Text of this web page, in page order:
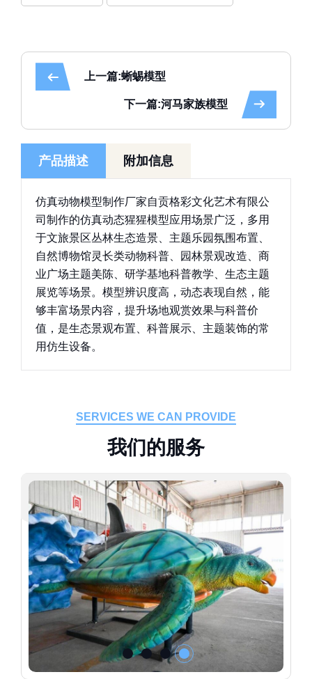
上一篇:蜥蜴模型
下一篇:河马家族模型
产品描述 附加信息
仿真动物模型制作厂家自贡格彩文化艺术有限公
司制作的仿真动态猩猩模型应用场景广泛，多用
于文旅景区丛林生态造景、主题乐园氛围布置、
自然博物馆灵长类动物科普、园林景观改造、商
业广场主题美陈、研学基地科普教学、生态主题
展览等场景。模型辨识度高，动态表现自然，能
够丰富场景内容，提升场地观赏效果与科普价
值，是生态景观布置、科普展示、主题装饰的常
用仿生设备。
SERVICES WE CAN PROVIDE
我们的服务